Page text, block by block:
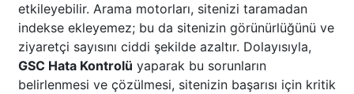
etkileyebilir. Arama motorları, sitenizi taramadan
indekse ekleyemez; bu da sitenizin görünürlüğünü ve
ziyaretçi sayısını ciddi şekilde azaltır. Dolayısıyla,
GSC Hata Kontrolü yaparak bu sorunların
belirlenmesi ve çözülmesi, sitenizin başarısı için kritik